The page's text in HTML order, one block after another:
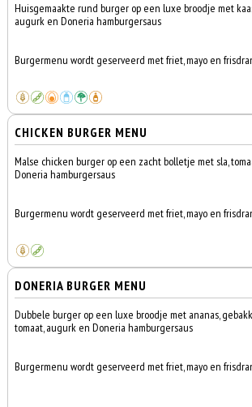
Huisgemaakte rund burger op een luxe broodje met
augurk en Doneria hamburgersaus
Burgermenu wordt geserveerd met friet, mayo en
CHICKEN BURGER MENU
Malse chicken burger op een zacht bolletje met sla,
Doneria hamburgersaus
Burgermenu wordt geserveerd met friet, mayo en
DONERIA BURGER MENU
Dubbele burger op een luxe broodje met ananas,
tomaat, augurk en Doneria hamburgersaus
Burgermenu wordt geserveerd met friet, mayo en